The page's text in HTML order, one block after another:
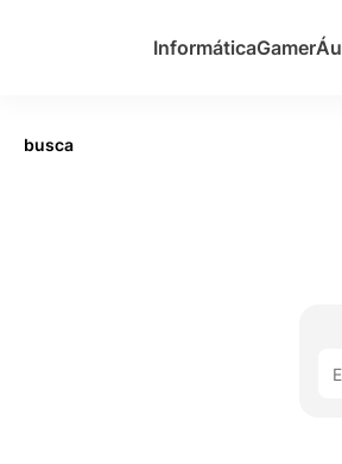
InformáticaGamer
busca